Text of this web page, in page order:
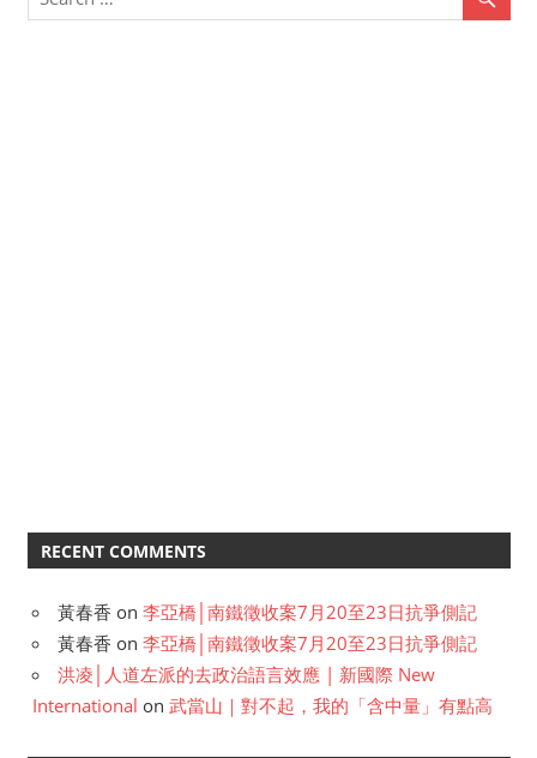
RECENT COMMENTS
黃春香 on 李亞橋│南鐵徵收案7月20至23日抗爭側記
黃春香 on 李亞橋│南鐵徵收案7月20至23日抗爭側記
洪凌│人道左派的去政治語言效應 | 新國際 New
International on 武當山｜對不起，我的「含中量」有點高